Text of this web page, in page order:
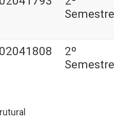
Semestre
02041808
2º
Semestre